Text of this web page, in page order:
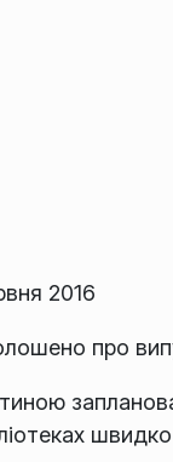
2016
про